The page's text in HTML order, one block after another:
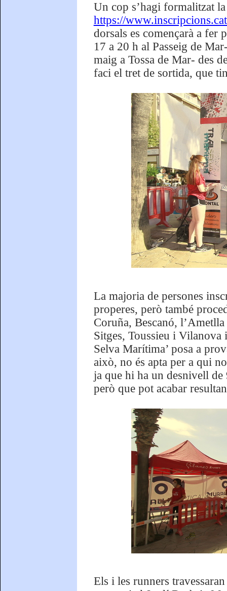
Un cop s’hagi formalitzat
https://
dorsals es començarà a fer
17 a 20 h al Passeig de
maig a Tossa de Mar- des
faci el tret de sortida, que
La majoria de persones
properes, però també
Coruña, Bescanó,
Sitges, Toussieu i Vilanova
Selva Marítima’ posa a
això, no és apta per a qui
ja que hi ha un desnivell de
però que pot acabar
Els i les runners